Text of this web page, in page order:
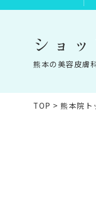
ショ
熊本の美容皮膚
TOP >熊本院ト